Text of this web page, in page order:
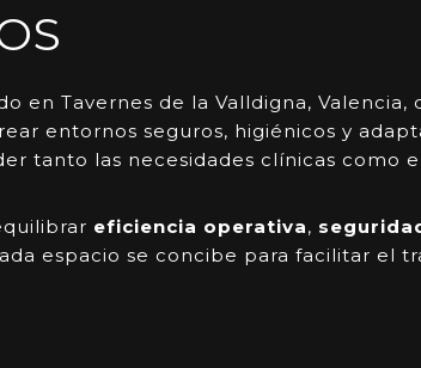
en Tavernes de la Valldigna, Valencia,
entornos seguros, higiénicos y
tanto las necesidades clínicas como
eficiencia operativa,
espacio se concibe para facilitar el